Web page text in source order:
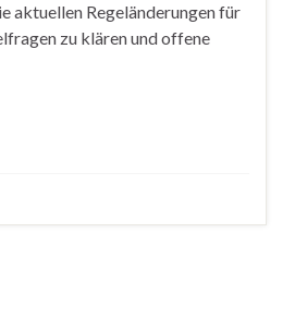
aktuellen Regeländerungen für
zu klären und offene